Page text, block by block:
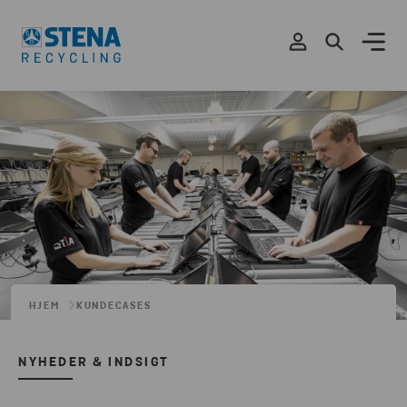
HJEM KUNDECASES
NYHEDER & INDSIGT